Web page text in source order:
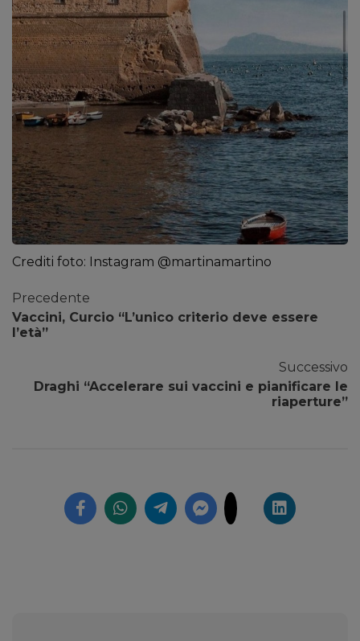
Crediti foto: Instagram @martinamartino
Precedente
Vaccini, Curcio “L’unico criterio deve essere
l’età”
Successivo
Draghi “Accelerare sui vaccini e pianificare le
riaperture”